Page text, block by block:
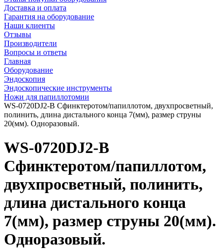
Доставка и оплата
Гарантия на оборудование
Наши клиенты
Отзывы
Производители
Вопросы и ответы
Главная
Оборудование
Эндоскопия
Эндоскопические инструменты
Ножи для папиллотомии
WS-0720DJ2-В Сфинктеротом/папиллотом, двухпросветный,
полинить, длина дистального конца 7(мм), размер струны
20(мм). Одноразовый.
WS-0720DJ2-В
Сфинктеротом/папиллотом,
двухпросветный, полинить,
длина дистального конца
7(мм), размер струны 20(мм).
Одноразовый.